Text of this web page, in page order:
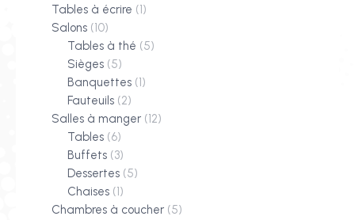
Tables à écrire (1)
Salons (10)
Tables à thé (5)
Sièges (5)
Banquettes (1)
Fauteuils (2)
Salles à manger (12)
Tables (6)
Buffets (3)
Dessertes (5)
Chaises (1)
Chambres à coucher (5)